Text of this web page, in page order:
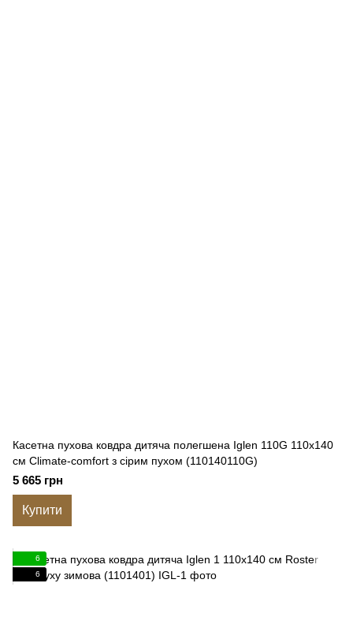
Касетна пухова ковдра дитяча полегшена Iglen 110G 110x140
см Climate-comfort з сірим пухом (110140110G)
5 665 грн
Купити
6
6